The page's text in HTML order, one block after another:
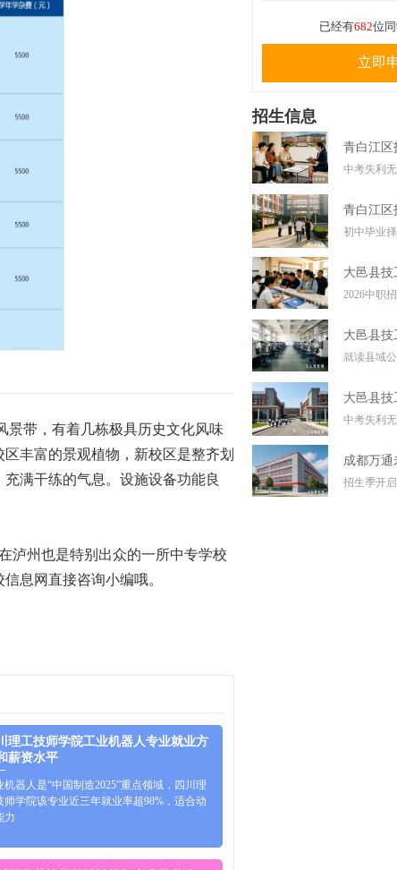
已经有682位
立即
招生信息
中考失利
初中毕业
2026中职
就读县域
中考失利
招生季开
带，有着几栋极具历史文化风味
丰富的景观植物，新校区是整齐划
满干练的气息。设施设备功能良
泸州也是特别出众的一所中专学校
息网直接咨询小编哦。
理工技师学院工业机器人专业就业方
薪资水平
机器人是“中国制造2025”重点领域，四川理
师学院该专业近三年就业率超98%，适合动
力